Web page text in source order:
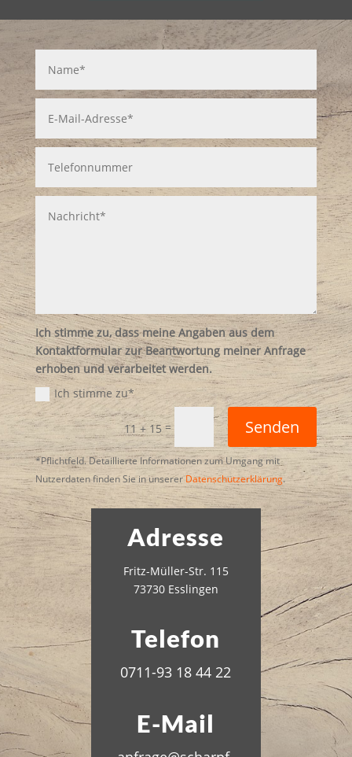
Ich stimme zu, dass meine Angaben aus dem
Kontaktformular zur Beantwortung meiner Anfrage
erhoben und verarbeitet werden.
Ich stimme zu*
11 + 15 = Senden
*Pflichtfeld. Detaillierte Informationen zum Umgang mit
Nutzerdaten finden Sie in unsererDatenschutzerklärung.
Adresse
Fritz-Müller-Str. 115
73730 Esslingen
Telefon
0711-93 18 44 22
E-Mail